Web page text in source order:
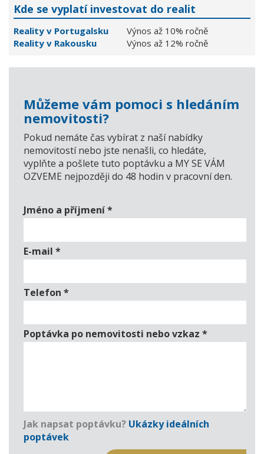
Kde se vyplatí investovat do realit
Reality v Portugalsku
Výnos až 10% ročně
Reality v Rakousku
Výnos až 12% ročně
Můžeme vám pomoci s hledáním
nemovitosti?
Pokud nemáte čas vybírat z naší nabídky
nemovitostí nebo jste nenašli, co hledáte,
vyplňte a pošlete tuto poptávku a MY SE VÁM
OZVEME nejpozději do 48 hodin v pracovní den.
Jméno a příjmení*
E-mail *
Telefon *
Poptávka po nemovitosti nebo vzkaz *
Jak napsat poptávku? Ukázky ideálních
poptávek